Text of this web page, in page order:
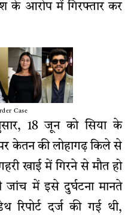
के आरोप में गिरफ्तार कर
Case
18 जून को सिया के
केतन की लोहागढ़ किले से
खाई में गिरने से मौत हो
में इसे दुर्घटना मानते
रिपोर्ट दर्ज की गई थी,